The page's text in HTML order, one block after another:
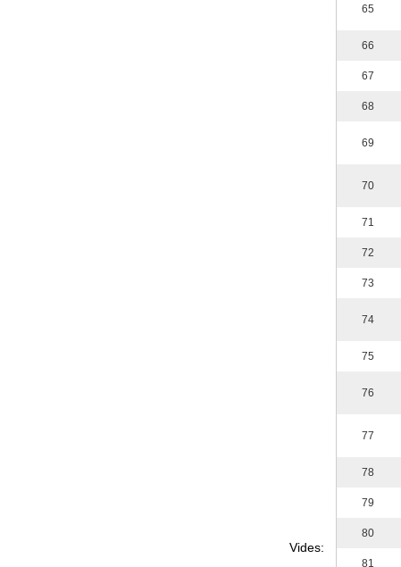
Vides:
65
66
67
68
69
70
71
72
73
74
75
76
77
78
79
80
81